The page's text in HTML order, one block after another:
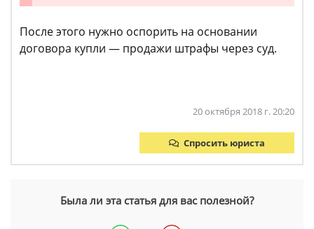
После этого нужно оспорить на основании
договора купли — продажи штрафы через суд.
20 октября 2018 г. 20:20
Спросить юриста
Была ли эта статья для вас полезной?